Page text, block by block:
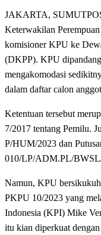
JAKARTA,
Keterwakilan
komisioner KPU ke
(DKPP). KPU
mengakomodasi
dalam daftar calon
Ketentuan tersebut
7/2017 tentang Pemilu.
P/HUM/2023 dan
010/LP/ADM.PL/
Namun, KPU
PKPU 10/2023 yang
Indonesia (KPI) Mike
itu kian diperkuat